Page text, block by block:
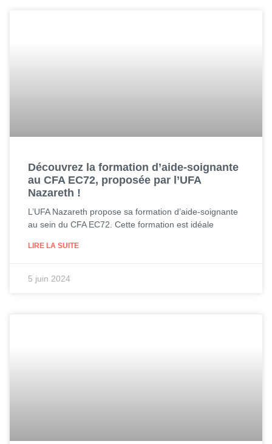
Découvrez la formation d’aide-soignante
au CFA EC72, proposée par l’UFA
Nazareth !
L’UFA Nazareth propose sa formation d’aide-soignante
au sein du CFA EC72. Cette formation est idéale
LIRE LA SUITE
5 juin 2024